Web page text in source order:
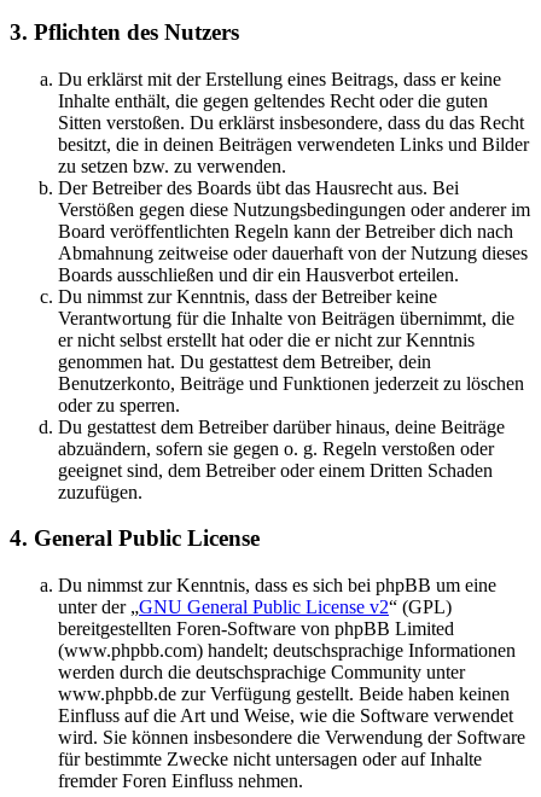
3. Pflichten des Nutzers
Du erklärst mit der Erstellung eines Beitrags, dass er keine
Inhalte enthält, die gegen geltendes Recht oder die guten
Sitten verstoßen. Du erklärst insbesondere, dass du das Recht
besitzt, die in deinen Beiträgen verwendeten Links und Bilder
zu setzen bzw. zu verwenden.
Der Betreiber des Boards übt das Hausrecht aus. Bei
Verstößen gegen diese Nutzungsbedingungen oder anderer im
Board veröffentlichten Regeln kann der Betreiber dich nach
Abmahnung zeitweise oder dauerhaft von der Nutzung dieses
Boards ausschließen und dir ein Hausverbot erteilen.
Du nimmst zur Kenntnis, dass der Betreiber keine
Verantwortung für die Inhalte von Beiträgen übernimmt, die
er nicht selbst erstellt hat oder die er nicht zur Kenntnis
genommen hat. Du gestattest dem Betreiber, dein
Benutzerkonto, Beiträge und Funktionen jederzeit zu löschen
oder zu sperren.
Du gestattest dem Betreiber darüber hinaus, deine Beiträge
abzuändern, sofern sie gegen o. g. Regeln verstoßen oder
geeignet sind, dem Betreiber oder einem Dritten Schaden
zuzufügen.
4. General Public License
Du nimmst zur Kenntnis, dass es sich bei phpBB um eine
unter der „GNU General Public License v2“ (GPL)
bereitgestellten Foren-Software von phpBB Limited
(www.phpbb.com) handelt; deutschsprachige Informationen
werden durch die deutschsprachige Community unter
www.phpbb.de zur Verfügung gestellt. Beide haben keinen
Einfluss auf die Art und Weise, wie die Software verwendet
wird. Sie können insbesondere die Verwendung der Software
für bestimmte Zwecke nicht untersagen oder auf Inhalte
fremder Foren Einfluss nehmen.